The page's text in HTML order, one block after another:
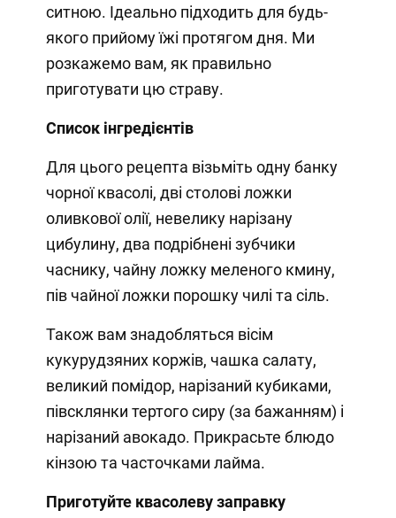
ситною. Ідеально підходить для будь-
якого прийому їжі протягом дня. Ми
розкажемо вам, як правильно
приготувати цю страву.
Список інгредієнтів
Для цього рецепта візьміть одну банку
чорної квасолі, дві столові ложки
оливкової олії, невелику нарізану
цибулину, два подрібнені зубчики
часнику, чайну ложку меленого кмину,
пів чайної ложки порошку чилі та сіль.
Також вам знадобляться вісім
кукурудзяних коржів, чашка салату,
великий помідор, нарізаний кубиками,
півсклянки тертого сиру (за бажанням) і
нарізаний авокадо. Прикрасьте блюдо
кінзою та часточками лайма.
Приготуйте квасолеву заправку